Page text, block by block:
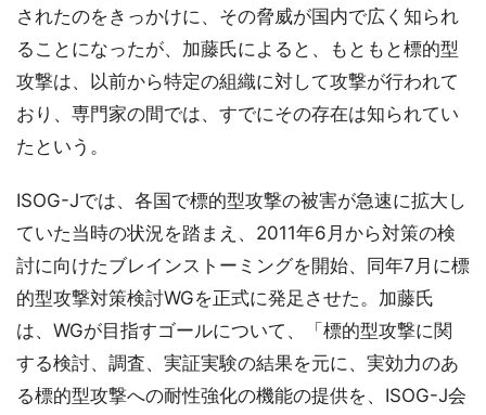
されたのをきっかけに、その脅威が国内で広く知られ
ることになったが、加藤氏によると、もともと標的型
攻撃は、以前から特定の組織に対して攻撃が行われて
おり、専門家の間では、すでにその存在は知られてい
たという。
ISOG-Jでは、各国で標的型攻撃の被害が急速に拡大し
ていた当時の状況を踏まえ、2011年6月から対策の検
討に向けたブレインストーミングを開始、同年7月に標
的型攻撃対策検討WGを正式に発足させた。加藤氏
は、WGが目指すゴールについて、「標的型攻撃に関
する検討、調査、実証実験の結果を元に、実効力のあ
る標的型攻撃への耐性強化の機能の提供を、ISOG-J会